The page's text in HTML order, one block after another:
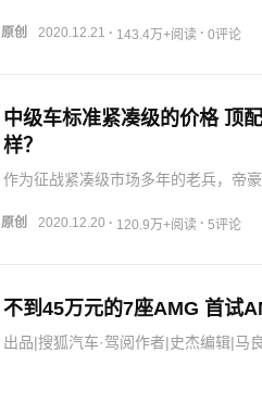
原创 2020.12.21 · 143.4万+阅读 · 0评论
中级车标准紧凑级的价格 顶
样？
作为征战紧凑级市场多年的老兵，帝
全场的产品。正因如此，基于CMA超
原创 2020.12.20 · 120.9万+阅读 · 5评论
不到45万元的7座AMG 首试
出品|搜狐汽车·驾阅作者|史杰编辑|马